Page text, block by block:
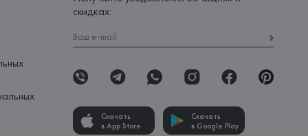
скидках:
Скачать
в App Store
Скачать
в Google Play